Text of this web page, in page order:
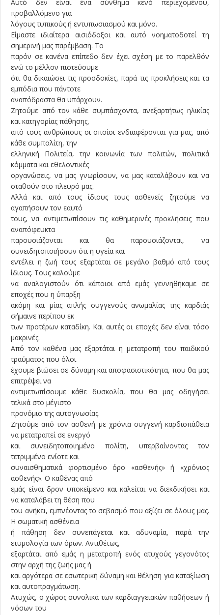
Αυτό δεν είναι ένα σύνθημα κενό περιεχομένου,
προβαλλόμενο για
λόγους τυπικούς ή εντυπωσιασμού και μόνο.
Είμαστε ιδιαίτερα αισιόδοξοι και αυτό νοηματοδοτεί τη
σημερινή μας παρέμβαση. Το
παρόν σε κανένα επίπεδο δεν έχει σχέση με το παρελθόν
ενώ το μέλλον πιστεύουμε
ότι θα δικαιώσει τις προσδοκίες, παρά τις προκλήσεις και τα
εμπόδια που πάντοτε
αναπόδραστα θα υπάρχουν.
Ζητούμε από τον κάθε συμπάσχοντα, ανεξαρτήτως ηλικίας
και κατηγορίας πάθησης,
από τους ανθρώπους οι οποίοι ενδιαφέρονται για μας, από
κάθε συμπολίτη, την
ελληνική Πολιτεία, την κοινωνία των πολιτών, πολιτικά
κόμματα και εθελοντικές
οργανώσεις, να μας γνωρίσουν, να μας καταλάβουν και να
σταθούν στο πλευρό μας.
Αλλά και από τους ίδιους τους ασθενείς ζητούμε να
αγαπήσουν τον εαυτό
τους, να αντιμετωπίσουν τις καθημερινές προκλήσεις που
αναπόφευκτα
παρουσιάζονται και θα παρουσιάζονται, να
συνειδητοποιήσουν ότι η υγεία και
εντέλει η ζωή τους εξαρτάται σε μεγάλο βαθμό από τους
ίδιους. Τους καλούμε
να αναλογιστούν ότι κάποιοι από εμάς γεννηθήκαμε σε
εποχές που η ύπαρξη
ακόμη και μίας απλής συγγενούς ανωμαλίας της καρδιάς
σήμαινε περίπου εκ
των προτέρων καταδίκη. Και αυτές οι εποχές δεν είναι τόσο
μακρινές.
Από τον καθένα μας εξαρτάται η μετατροπή του παιδικού
τραύματος που όλοι
έχουμε βιώσει σε δύναμη και αποφασιστικότητα, που θα μας
επιτρέψει να
αντιμετωπίσουμε κάθε δυσκολία, που θα μας οδηγήσει
τελικά στο μέγιστο
προνόμιο της αυτογνωσίας.
Ζητούμε από τον ασθενή με χρόνια συγγενή καρδιοπάθεια
να μετατραπεί σε ενεργό
και συνειδητοποιημένο πολίτη, υπερβαίνοντας τον
τετριμμένο ενίοτε και
συναισθηματικά φορτισμένο όρο «ασθενής» ή «χρόνιος
ασθενής». Ο καθένας από
εμάς είναι δρον υποκείμενο και καλείται να διεκδικήσει και
να καταλάβει τη θέση που
του ανήκει, εμπνέοντας το σεβασμό που αξίζει σε όλους μας.
Η σωματική ασθένεια
ή πάθηση δεν συνεπάγεται και αδυναμία, παρά την
ετυμολογία των όρων. Αντιθέτως,
εξαρτάται από εμάς η μετατροπή ενός ατυχούς γεγονότος
στην αρχή της ζωής μας ή
και αργότερα σε εσωτερική δύναμη και θέληση για καταξίωση
και αυτοπραγμάτωση.
Ατυχώς, ο χώρος συνολικά των καρδιαγγειακών παθήσεων ή
νόσων του